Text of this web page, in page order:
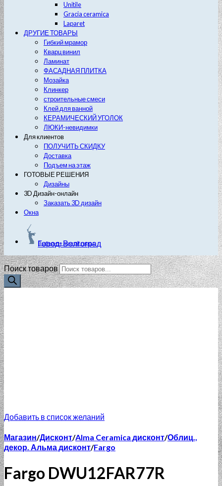
Unitile
Gracia ceramica
Laparet
ДРУГИЕ ТОВАРЫ
Гибкий мрамор
Кварц винил
Ламинат
ФАСАДНАЯ ПЛИТКА
Мозайка
Клинкер
строительные смеси
Клей для ванной
КЕРАМИЧЕСКИЙ УГОЛОК
ЛЮКИ-невидимки
Для клиентов
ПОЛУЧИТЬ СКИДКУ
Доставка
Подъем на этаж
ГОТОВЫЕ РЕШЕНИЯ
Дизайны
3D Дизайн-онлайн
Заказать 3D дизайн
Окна
Город: Волгоград
Выберите другой город
Поиск товаров
Добавить в список желаний
Магазин/Дисконт/Alma Ceramica дисконт/Облиц.,
декор. Альма дисконт/Fargo
Fargo DWU12FAR77R